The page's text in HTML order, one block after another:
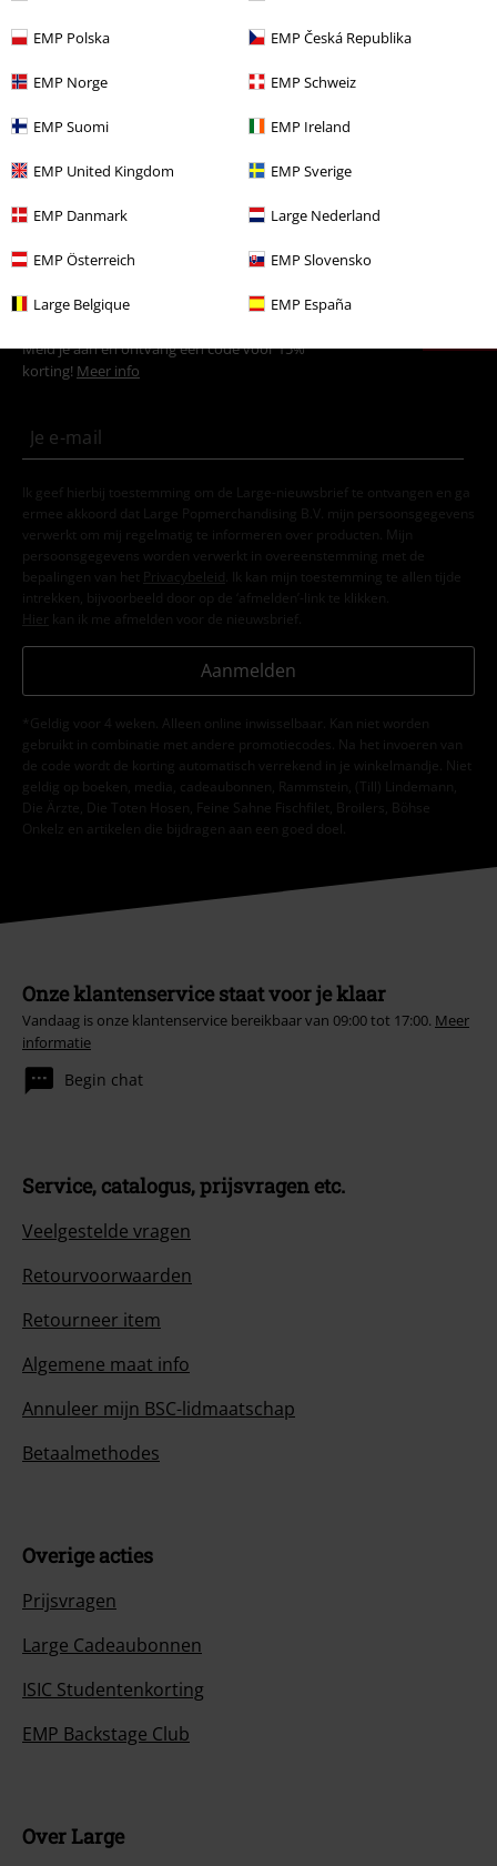
EMP Polska EMP Česká Republika
EMP Norge EMP Schweiz
EMP Suomi EMP Ireland
EMP United Kingdom EMP Sverige
EMP Danmark Large Nederland
EMP Österreich EMP Slovensko
Large Belgique EMP España
Kledingmerken
Kledingmerken Banned Alternative
Kleding Jurken Middellange jurken
Grote maten Vrouwen Middellange jurken
Kleding & accessoires Jurken
E-mailnieuwsbrief
Meld je aan en ontvang een code voor 15%
korting! Meer info
Ik geef hierbij toestemming om de Large-nieuwsbrief te ontvangen en ga
ermee akkoord dat Large Popmerchandising B.V. mijn persoonsgegevens
verwerkt om mij regelmatig te informeren over producten. Mijn
persoonsgegevens worden verwerkt in overeenstemming met de
bepalingen van het
Privacybeleid . Ik kan mijn toestemming te allen tijde
intrekken, bijvoorbeeld door op de ‘afmelden’-link te klikken.
Hier kan ik me afmelden voor de nieuwsbrief.
Aanmelden
*Geldig voor 4 weken. Alleen online inwisselbaar. Kan niet worden
gebruikt in combinatie met andere promotiecodes. Na het invoeren van
de code wordt de korting automatisch verrekend in je winkelmandje. Niet
geldig op boeken, media, cadeaubonnen, Rammstein, (Till) Lindemann,
Die Ärzte, Die Toten Hosen, Feine Sahne Fischfilet, Broilers, Böhse
Onkelz en artikelen die bijdragen aan een goed doel.
Onze klantenservice staat voor je klaar
Vandaag is onze klantenservice bereikbaar van 09:00 tot 17:00. Meer
informatie
Begin chat
Service, catalogus, prijsvragen etc.
Veelgestelde vragen
Retourvoorwaarden
Retourneer item
Algemene maat info
Annuleer mijn BSC-lidmaatschap
Betaalmethodes
Overige acties
Prijsvragen
Large Cadeaubonnen
ISIC Studentenkorting
EMP Backstage Club
Over Large